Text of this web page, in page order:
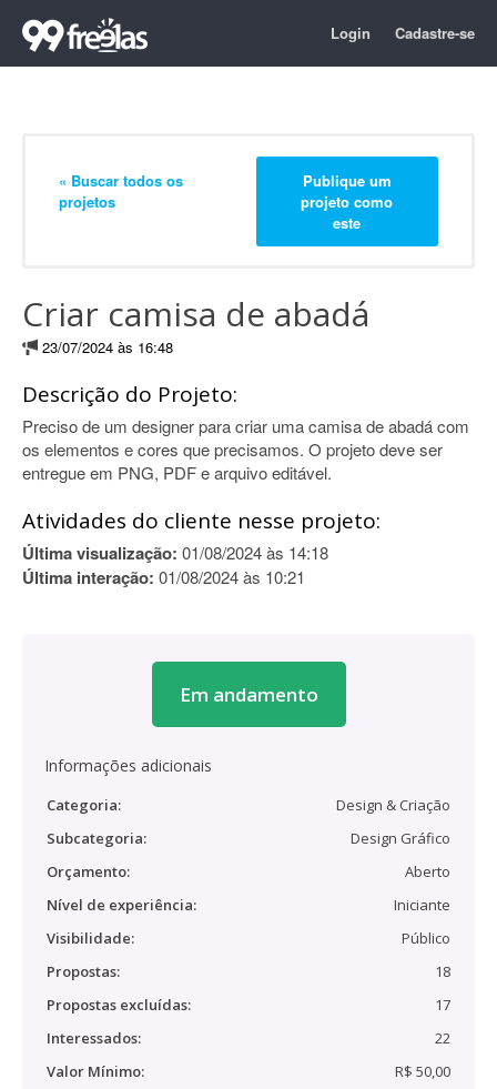
Login Cadastre-se
« Buscar todos os
projetos
Publique um
projeto como
este
Criar camisa de abadá
23/07/2024 às 16:48
Descrição do Projeto:
Preciso de um designer para criar uma camisa de abadá com
os elementos e cores que precisamos. O projeto deve ser
entregue em PNG, PDF e arquivo editável.
Atividades do cliente nesse projeto:
Última visualização: 01/08/2024 às 14:18
Última interação: 01/08/2024 às 10:21
Em andamento
Informações adicionais
Categoria:
Design & Criação
Subcategoria:
Design Gráfico
Orçamento:
Aberto
Nível de experiência:
Iniciante
Visibilidade:
Público
Propostas:
18
Propostas excluídas:
17
Interessados:
22
Valor Mínimo:
R$ 50,00